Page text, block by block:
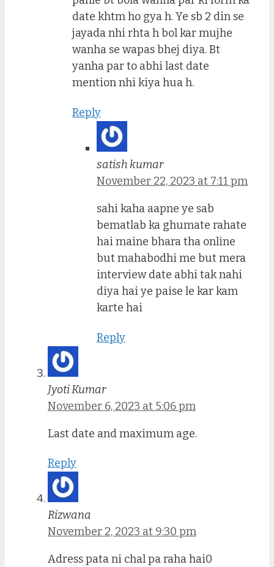
date khtm ho gya h. Ye sb 2 din se
jayada nhi rhta h bol kar mujhe
wanha se wapas bhej diya. Bt
yanha par to abhi last date
mention nhi kiya hua h.
Reply
satish kumar
November 22, 2023 at 7:11 pm
sahi kaha aapne ye sab
bematlab ka ghumate rahate
hai maine bhara tha online
but mahabodhi me but mera
interview date abhi tak nahi
diya hai ye paise le kar kam
karte hai
Reply
Jyoti Kumar
November 6, 2023 at 5:06 pm
Last date and maximum age.
Reply
Rizwana
November 2, 2023 at 9:30 pm
Adress pata ni chal pa raha hai0